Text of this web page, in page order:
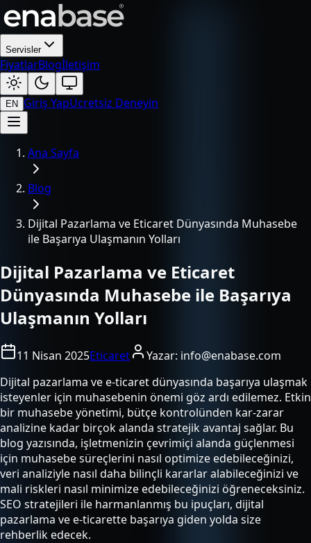
Servisler
FiyatlarBlogİletişim
EN Giriş YapÜcretsiz Deneyin
Ana Sayfa
Blog
Dijital Pazarlama ve Eticaret Dünyasında Muhasebe
ile Başarıya Ulaşmanın Yolları
Dijital Pazarlama ve Eticaret
Dünyasında Muhasebe ile Başarıya
Ulaşmanın Yolları
11 Nisan 2025Eticaret Yazar: info@enabase.com
Dijital pazarlama ve e-ticaret dünyasında başarıya ulaşmak
isteyenler için muhasebenin önemi göz ardı edilemez. Etkin
bir muhasebe yönetimi, bütçe kontrolünden kar-zarar
analizine kadar birçok alanda stratejik avantaj sağlar. Bu
blog yazısında, işletmenizin çevrimiçi alanda güçlenmesi
için muhasebe süreçlerini nasıl optimize edebileceğinizi,
veri analiziyle nasıl daha bilinçli kararlar alabileceğinizi ve
mali riskleri nasıl minimize edebileceğinizi öğreneceksiniz.
SEO stratejileri ile harmanlanmış bu ipuçları, dijital
pazarlama ve e-ticarette başarıya giden yolda size
rehberlik edecek.